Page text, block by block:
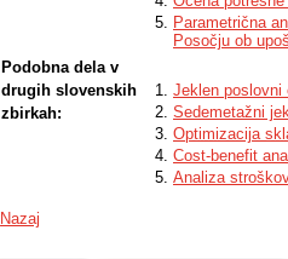
Parametrična
Posočju ob
Podobna dela v
drugih slovenskih
zbirkah:
Jeklen poslovni
Sedemetažni
Optimizacija
Cost-benefit
Analiza
Nazaj